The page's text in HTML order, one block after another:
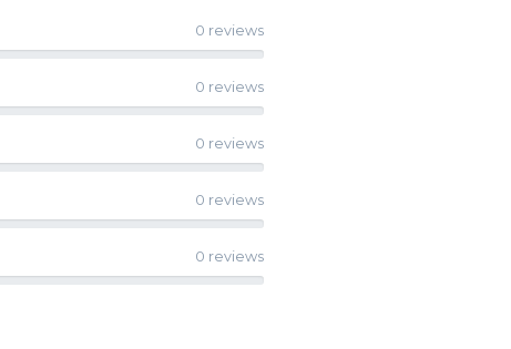
0 reviews
0 reviews
0 reviews
0 reviews
0 reviews